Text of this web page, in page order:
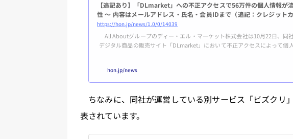
【追記あり】「DLmarket」への不正アクセスで56万件の個人情報が
性 ～ 内容はメールアドレス・氏名・会員IDまで（追記：クレジット
含まれていた）
https://hon.jp/news/1.0/0/14039
All Aboutグループのディー・エル・マーケット株式会社は10月22日、同
デジタル商品の販売サイト「DLmarket」において不正アクセスによって個
ていないとのこと。追記（重要） 2018年12月25日発表の「不正アクセスに
報流出...
hon.jp/news
ちなみに、同社が運営している別サービス「ビズクリ
表されています。